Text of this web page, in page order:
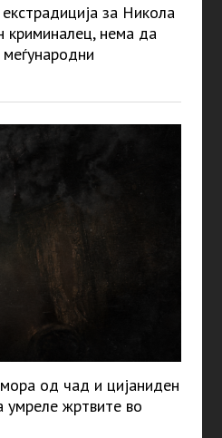
за Никола
криминалец, нема да
од чад и цијаниден
умреле жртвите во